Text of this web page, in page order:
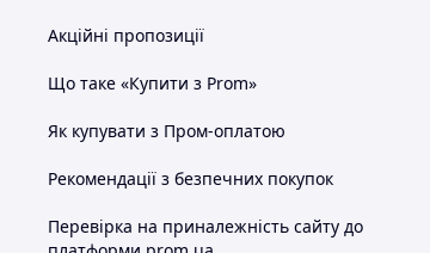
Акційні пропозиції
Що таке «Купити з Prom»
Як купувати з Пром-оплатою
Рекомендації з безпечних покупок
Перевірка на приналежність сайту до